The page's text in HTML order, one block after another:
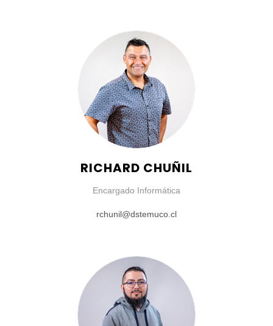
RICHARD CHUÑIL
Encargado Informática
rchunil@dstemuco.cl